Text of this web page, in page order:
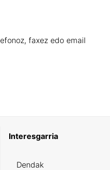
faxez edo email
Interesgarria
Dendak